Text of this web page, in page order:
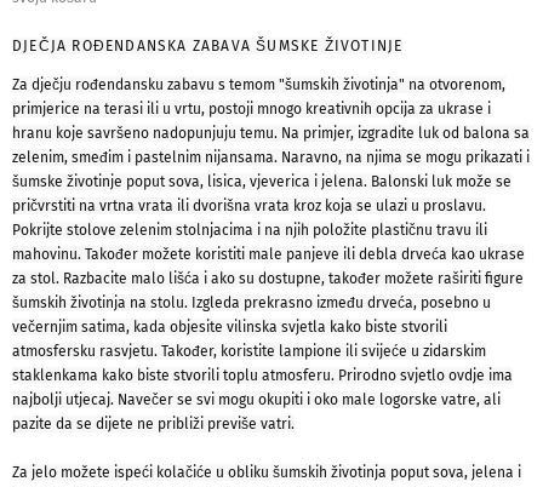
DJEČJA ROĐENDANSKA ZABAVA ŠUMSKE ŽIVOTINJE
Za dječju rođendansku zabavu s temom "šumskih životinja" na otvorenom,
primjerice na terasi ili u vrtu, postoji mnogo kreativnih opcija za ukrase i
hranu koje savršeno nadopunjuju temu. Na primjer, izgradite luk od balona sa
zelenim, smeđim i pastelnim nijansama. Naravno, na njima se mogu prikazati i
šumske životinje poput sova, lisica, vjeverica i jelena. Balonski luk može se
pričvrstiti na vrtna vrata ili dvorišna vrata kroz koja se ulazi u proslavu.
Pokrijte stolove zelenim stolnjacima i na njih položite plastičnu travu ili
mahovinu. Također možete koristiti male panjeve ili debla drveća kao ukrase
za stol. Razbacite malo lišća i ako su dostupne, također možete raširiti figure
šumskih životinja na stolu. Izgleda prekrasno između drveća, posebno u
večernjim satima, kada objesite vilinska svjetla kako biste stvorili
atmosfersku rasvjetu. Također, koristite lampione ili svijeće u zidarskim
staklenkama kako biste stvorili toplu atmosferu. Prirodno svjetlo ovdje ima
najbolji utjecaj. Navečer se svi mogu okupiti i oko male logorske vatre, ali
pazite da se dijete ne približi previše vatri.
Za jelo možete ispeći kolačiće u obliku šumskih životinja poput sova, jelena i